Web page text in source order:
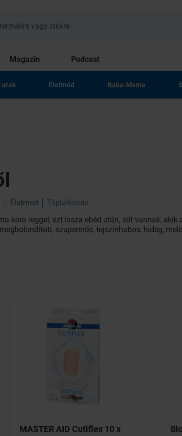
Magazin Podcast
urak Életmód Baba-Mama
Életmód
Táplálkozás
kora reggel, ezt issza ebéd után, sőt vannak, akik
szupererős, tejszínhabos, hideg,
MASTER AID Cutiflex 10 x